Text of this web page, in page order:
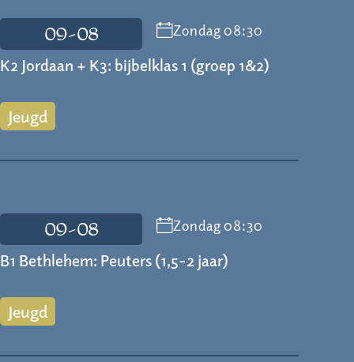
09-08 Zondag 08:30
K2 Jordaan + K3: bijbelklas 1 (groep 1&2)
Jeugd
09-08 Zondag 08:30
B1 Bethlehem: Peuters (1,5-2 jaar)
Jeugd